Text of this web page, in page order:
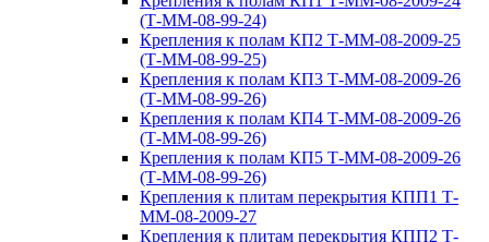
(Т-ММ-08-99-24)
Крепления к полам КП2 Т-ММ-08-2009-25
(Т-ММ-08-99-25)
Крепления к полам КП3 Т-ММ-08-2009-26
(Т-ММ-08-99-26)
Крепления к полам КП4 Т-ММ-08-2009-26
(Т-ММ-08-99-26)
Крепления к полам КП5 Т-ММ-08-2009-26
(Т-ММ-08-99-26)
Крепления к плитам перекрытия КПП1 Т-
ММ-08-2009-27
Крепления к плитам перекрытия КПП2 Т-